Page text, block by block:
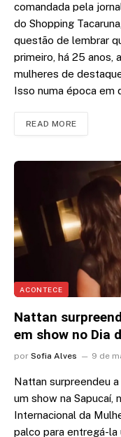
comandada pela
do Shopping
questão de lembrar
primeiro, há 25 anos,
mulheres de
Isso numa época em
READ MORE
ACONTECE
Nattan
em show no Dia
por Sofia Alves 9 de
Nattan surpreendeu
um show na Sapucaí,
Internacional da
palco para entregá-la